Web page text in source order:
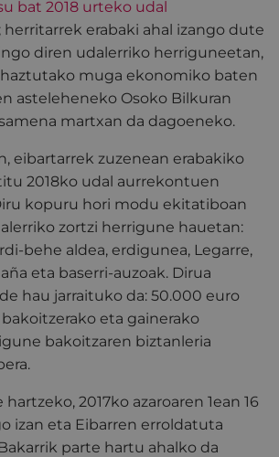
bat 2018 urteko udal
; herritarrek erabaki ahal izango dute
diren udalerriko herriguneetan,
muga ekonomiko baten
asteleheneko Osoko Bilkuran
martxan da dagoeneko.
eibartarrek zuzenean erabakiko
2018ko udal aurrekontuen
kopuru hori modu ekitatiboan
zortzi herrigune hauetan:
behe aldea, erdigunea, Legarre,
eta baserri-auzoak. Dirua
hau jarraituko da: 50.000 euro
eta gainerako
bakoitzaren biztanleria
2017ko azaroaren 1ean 16
izan eta Eibarren erroldatuta
parte hartu ahalko da